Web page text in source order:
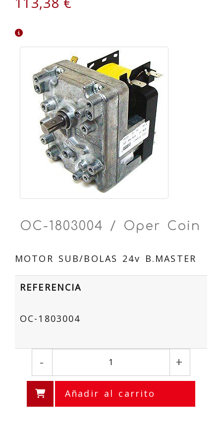
OC-1803004 / Oper Coin
MOTOR SUB/BOLAS 24v B.MASTER
REFERENCIA
OC-1803004
- +
Añadir al carrito